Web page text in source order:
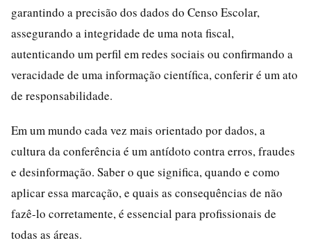
garantindo a precisão dos dados do Censo Escolar,
assegurando a integridade de uma nota fiscal,
autenticando um perfil em redes sociais ou confirmando a
veracidade de uma informação científica, conferir é um ato
de responsabilidade.
Em um mundo cada vez mais orientado por dados, a
cultura da conferência é um antídoto contra erros, fraudes
e desinformação. Saber o que significa, quando e como
aplicar essa marcação, e quais as consequências de não
fazê-lo corretamente, é essencial para profissionais de
todas as áreas.